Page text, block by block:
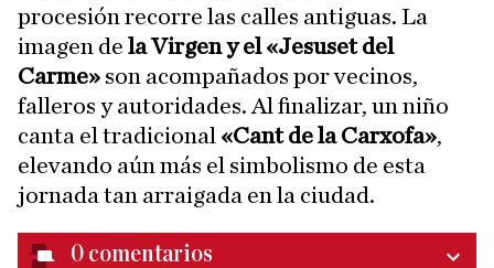
procesión recorre las calles antiguas. La
imagen de la Virgen y el «Jesuset del
Carme» son acompañados por vecinos,
falleros y autoridades. Al finalizar, un niño
canta el tradicional «Cant de la Carxofa»,
elevando aún más el simbolismo de esta
jornada tan arraigada en la ciudad.
0 comentarios